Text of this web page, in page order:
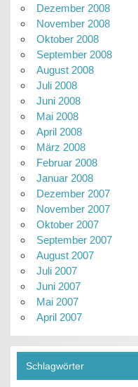
Dezember 2008
November 2008
Oktober 2008
September 2008
August 2008
Juli 2008
Juni 2008
Mai 2008
April 2008
März 2008
Februar 2008
Januar 2008
Dezember 2007
November 2007
Oktober 2007
September 2007
August 2007
Juli 2007
Juni 2007
Mai 2007
April 2007
Schlagwörter